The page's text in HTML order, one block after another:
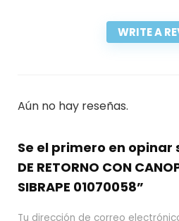
WRITE A
Aún no hay reseñas.
Se el primero en opinar
DE RETORNO CON
SIBRAPE 01070058”
Tu dirección de correo